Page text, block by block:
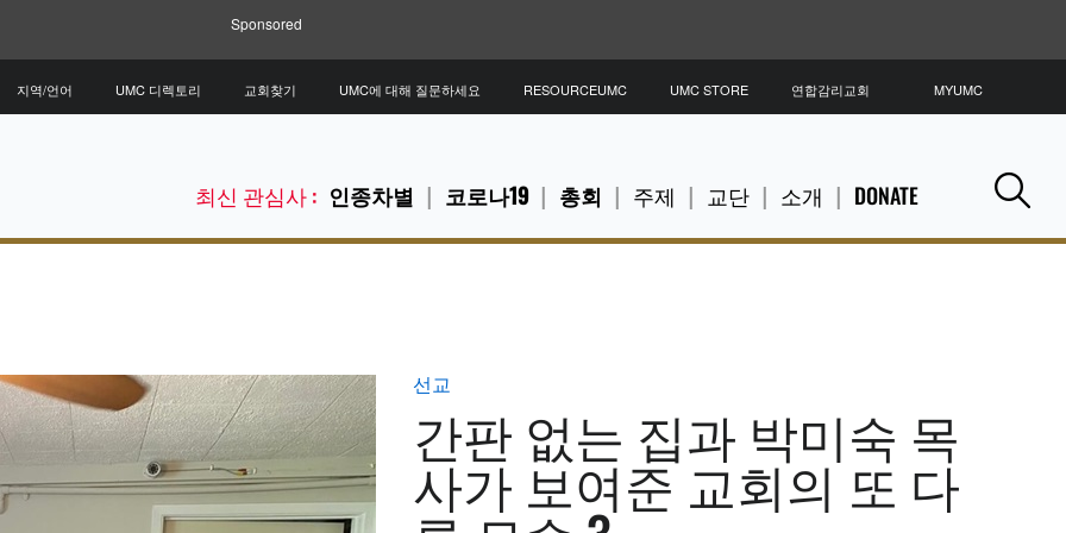
Sponsored
최신 관심사 : 인종차별 코로나19 총회 주제 교단 소개 DONATE
지역/언어 UMC 디렉토리 교회찾기 UMC에 대해 질문하세요 RESOURCEUMC UMC STORE 연합감리교회 MYUMC
선교
간판 없는 집과 박미숙 목
사가 보여준 교회의 또 다